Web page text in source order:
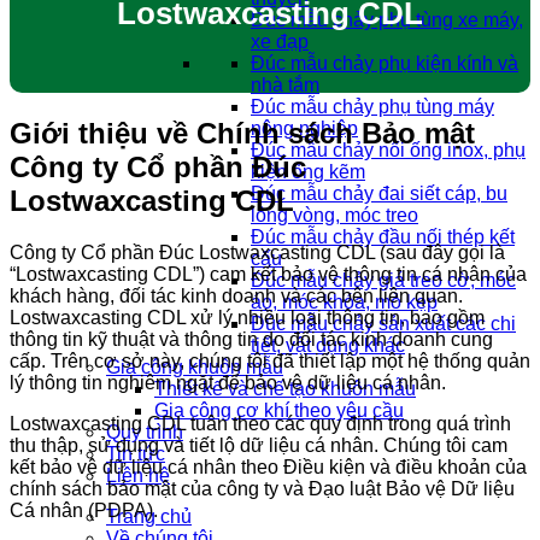
Đúc mẫu chảy phụ tùng xe máy,
xe đạp
Đúc mẫu chảy phụ kiện kính và
nhà tắm
Đúc mẫu chảy phụ tùng máy
nông nghiệp
Đúc mẫu chảy nối ống inox, phụ
kiện ống kẽm
Đúc mẫu chảy đai siết cáp, bu
lông vòng, móc treo
Đúc mẫu chảy đầu nối thép kết
cấu
Đúc mẫu chảy giá treo cờ, móc
áo, móc khóa, mỏ kẹp
Đúc mẫu chảy sản xuất các chi
tiết, vật dụng khác
Gia công khuôn mẫu
Thiết kế và chế tạo khuôn mẫu
Gia công cơ khí theo yêu cầu
Quy trình
Tin tức
Liên hệ
Trang chủ
Lostwaxcasting CDL
Giới thiệu về Chính sách Bảo mật
Công ty Cổ phần Đúc
Lostwaxcasting CDL
Công ty Cổ phần Đúc Lostwaxcasting CDL (sau đây gọi là
“Lostwaxcasting CDL”) cam kết bảo vệ thông tin cá nhân của
khách hàng, đối tác kinh doanh và các bên liên quan.
Lostwaxcasting CDL xử lý nhiều loại thông tin, bao gồm
thông tin kỹ thuật và thông tin do đối tác kinh doanh cung
cấp. Trên cơ sở này, chúng tôi đã thiết lập một hệ thống quản
lý thông tin nghiêm ngặt để bảo vệ dữ liệu cá nhân.
Lostwaxcasting CDL tuân theo các quy định trong quá trình
thu thập, sử dụng và tiết lộ dữ liệu cá nhân. Chúng tôi cam
kết bảo vệ dữ liệu cá nhân theo Điều kiện và điều khoản của
chính sách bảo mật của công ty và Đạo luật Bảo vệ Dữ liệu
Cá nhân (PDPA).